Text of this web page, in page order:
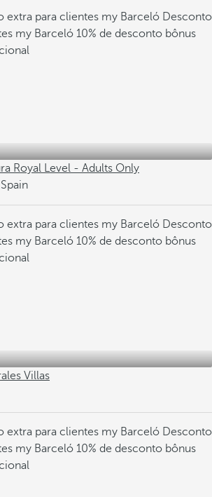
extra para clientes my Barceló Desconto
my Barceló 10% de desconto bônus
Royal Level - Adults Only
extra para clientes my Barceló Desconto
my Barceló 10% de desconto bônus
Villas
extra para clientes my Barceló Desconto
my Barceló 10% de desconto bônus